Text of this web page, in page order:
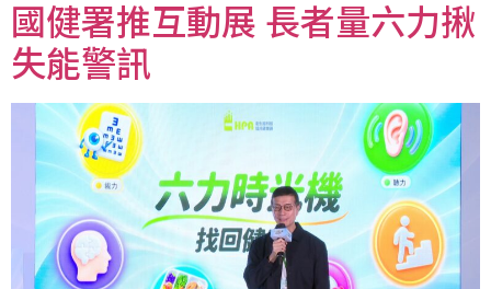
國健署推互動展 長者量六力揪
失能警訊